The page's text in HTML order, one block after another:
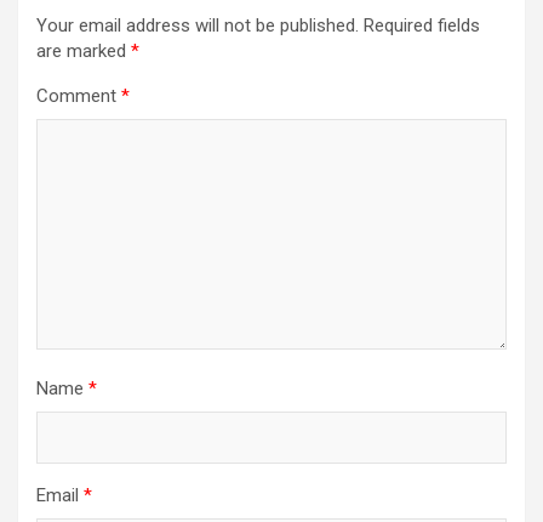
Your email address will not be published. Required fields
are marked *
Comment *
Name *
Email *